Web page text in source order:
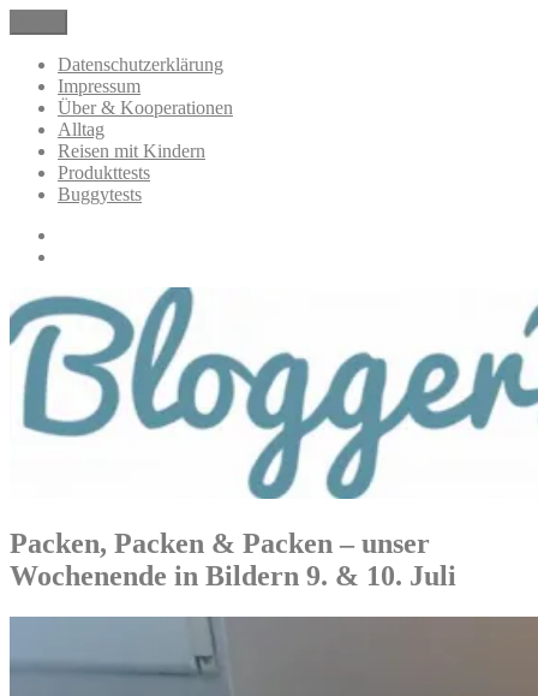
Inhalt
springen
BloggerMumOf3Boys Mamablog
Mamablog über das Leben mit drei Kindern mit Produkttests und
Alltagsthemen
Datenschutzerklärung
Impressum
Über & Kooperationen
Alltag
Reisen mit Kindern
Produkttests
Buggytests
Packen, Packen & Packen – unser
Wochenende in Bildern 9. & 10. Juli